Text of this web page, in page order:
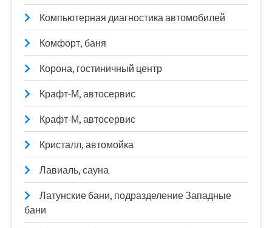
Компьютерная диагностика автомобилей
Комфорт, баня
Корона, гостиничный центр
Крафт-М, автосервис
Крафт-М, автосервис
Кристалл, автомойка
Лавиаль, сауна
Латунские бани, подразделение Западные
бани